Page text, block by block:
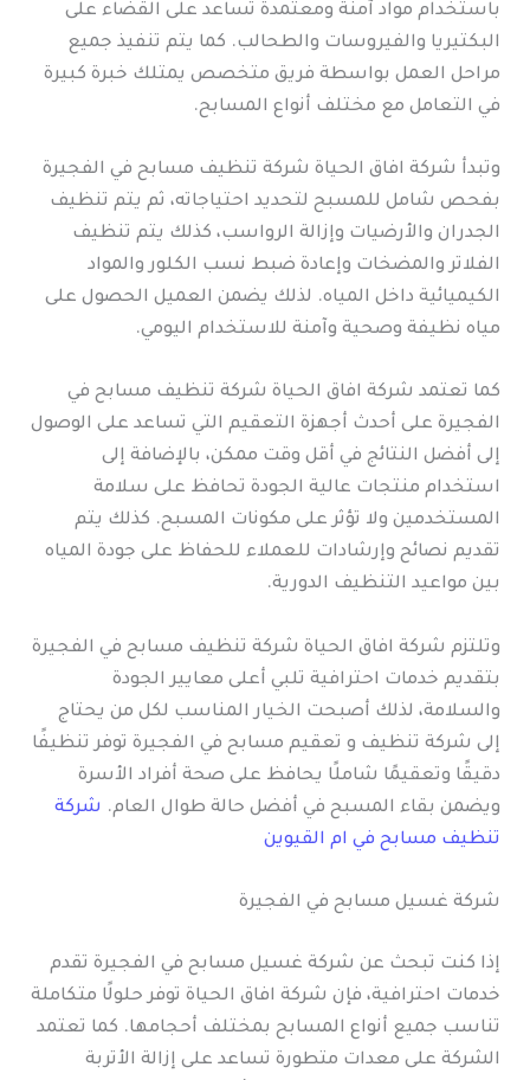
باستخدام مواد آمنة ومعتمدة تساعد على القضاء على
البكتيريا والفيروسات والطحالب. كما يتم تنفيذ جميع
مراحل العمل بواسطة فريق متخصص يمتلك خبرة كبيرة
في التعامل مع مختلف أنواع المسابح.
وتبدأ شركة افاق الحياة شركة تنظيف مسابح في الفجيرة
بفحص شامل للمسبح لتحديد احتياجاته، ثم يتم تنظيف
الجدران والأرضيات وإزالة الرواسب، كذلك يتم تنظيف
الفلاتر والمضخات وإعادة ضبط نسب الكلور والمواد
الكيميائية داخل المياه. لذلك يضمن العميل الحصول على
مياه نظيفة وصحية وآمنة للاستخدام اليومي.
كما تعتمد شركة افاق الحياة شركة تنظيف مسابح في
الفجيرة على أحدث أجهزة التعقيم التي تساعد على الوصول
إلى أفضل النتائج في أقل وقت ممكن، بالإضافة إلى
استخدام منتجات عالية الجودة تحافظ على سلامة
المستخدمين ولا تؤثر على مكونات المسبح. كذلك يتم
تقديم نصائح وإرشادات للعملاء للحفاظ على جودة المياه
بين مواعيد التنظيف الدورية.
وتلتزم شركة افاق الحياة شركة تنظيف مسابح في الفجيرة
بتقديم خدمات احترافية تلبي أعلى معايير الجودة
والسلامة، لذلك أصبحت الخيار المناسب لكل من يحتاج
إلى شركة تنظيف و تعقيم مسابح في الفجيرة توفر تنظيفًا
دقيقًا وتعقيمًا شاملًا يحافظ على صحة أفراد الأسرة
ويضمن بقاء المسبح في أفضل حالة طوال العام. شركة
تنظيف مسابح في ام القيوين
شركة غسيل مسابح في الفجيرة
إذا كنت تبحث عن شركة غسيل مسابح في الفجيرة تقدم
خدمات احترافية، فإن شركة افاق الحياة توفر حلولًا متكاملة
تناسب جميع أنواع المسابح بمختلف أحجامها. كما تعتمد
الشركة على معدات متطورة تساعد على إزالة الأتربة